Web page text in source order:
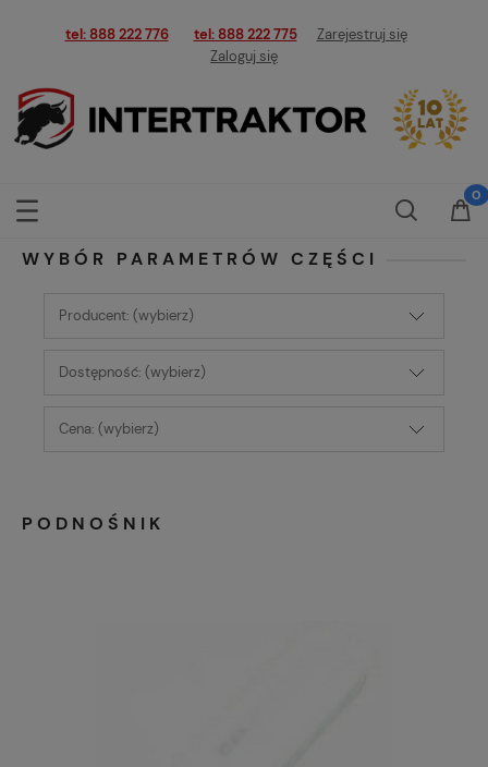
tel: 888 222 776 tel: 888 222 775
Zarejestruj się
Zaloguj się
WYBÓR PARAMETRÓW CZĘŚCI
Producent: (wybierz)
Dostępność: (wybierz)
Cena: (wybierz)
PODNOŚNIK